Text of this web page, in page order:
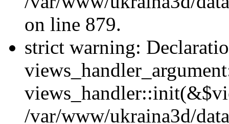
on line 879.
strict warning:
/var/www/ukraina3d/